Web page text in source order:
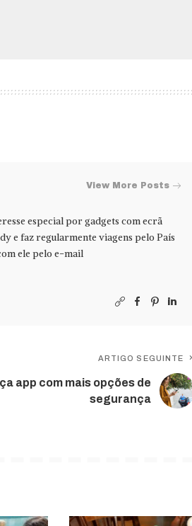
View More Posts
especial por gadgets com ecrã
e faz regularmente viagens pelo País
ele pelo e-mail
ARTIGO SEGUINTE
app com mais opções de
segurança